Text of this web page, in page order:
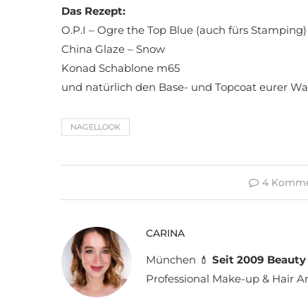
Das Rezept:
O.P.I – Ogre the Top Blue (auch fürs Stamping)
China Glaze – Snow
Konad Schablone m65
und natürlich den Base- und Topcoat eurer
NAGELLOOK
4
CARINA
München 💄 Seit 2009
Professional Make-up & Hair